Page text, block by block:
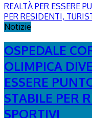
Notizie
OSPEDALE
OLIMPICA
ESSERE
STABILE PER
SPORTIVI